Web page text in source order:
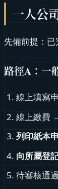
一人公
先備前提：
路徑A：一
線上填寫
線上繳費
列印紙本
向所屬登
待審核通